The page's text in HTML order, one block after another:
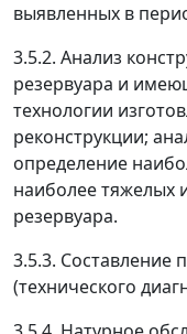
выявленных в
3.5.2. Анализ
резервуара и
технологии
реконструкции;
определение
наиболее тяжелых
резервуара.
3.5.3. Составление
(технического